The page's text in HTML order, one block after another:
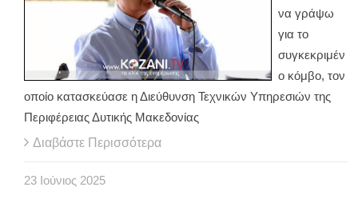
να γράψω
για το
συγκεκριμέν
ο κόμβο, τον
οποίο κατασκεύασε η Διεύθυνση Τεχνικών Υπηρεσιών της
Περιφέρειας Δυτικής Μακεδονίας
Διαβάστε Περισσότερα
23 Ιούνιος 2025